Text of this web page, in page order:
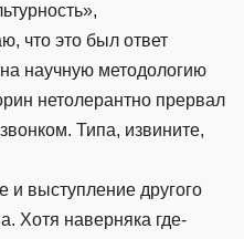
что это был ответ
научную методологию
нетолерантно прервал
Типа, извините,
и выступление другого
Хотя наверняка где-